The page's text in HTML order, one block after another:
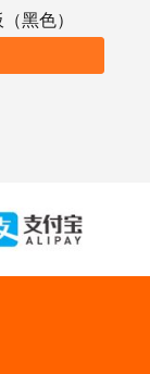
黑色）